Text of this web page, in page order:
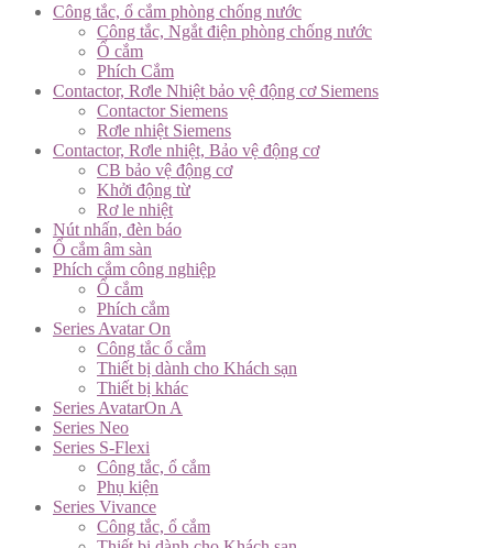
Công tắc, ổ cắm phòng chống nước
Công tắc, Ngắt điện phòng chống nước
Ổ cắm
Phích Cắm
Contactor, Rơle Nhiệt bảo vệ động cơ Siemens
Contactor Siemens
Rơle nhiệt Siemens
Contactor, Rơle nhiệt, Bảo vệ động cơ
CB bảo vệ động cơ
Khởi động từ
Rơ le nhiệt
Nút nhấn, đèn báo
Ổ cắm âm sàn
Phích cắm công nghiệp
Ổ cắm
Phích cắm
Series Avatar On
Công tắc ổ cắm
Thiết bị dành cho Khách sạn
Thiết bị khác
Series AvatarOn A
Series Neo
Series S-Flexi
Công tắc, ổ cắm
Phụ kiện
Series Vivance
Công tắc, ổ cắm